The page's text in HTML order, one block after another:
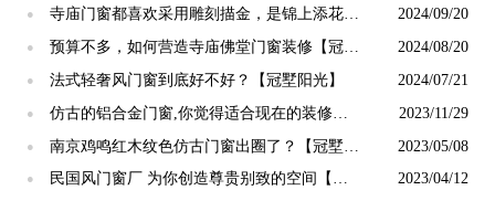
阳光】
●
寺庙门窗都喜欢采用雕刻描金，是锦上添花
吗？【冠墅阳光】
2024/09/20
●
预算不多，如何营造寺庙佛堂门窗装修【冠墅
阳光】
2024/08/20
● 法式轻奢风门窗到底好不好？【冠墅阳光】 2024/07/21
●
仿古的铝合金门窗,你觉得适合现在的装修吗?
【冠墅阳光】
2023/11/29
●
南京鸡鸣红木纹色仿古门窗出圈了？【冠墅阳
光】
2023/05/08
●
民国风门窗厂 为你创造尊贵别致的空间【冠
2023/04/12